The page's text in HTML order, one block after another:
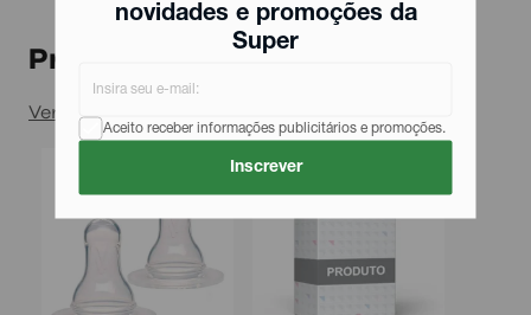
novidades e promoções da
Super
Aceito receber informações publicitários e promoções.
Inscrever
Produtos relacionados
Ver todos